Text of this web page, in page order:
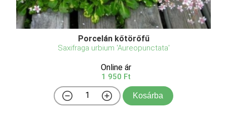
Porcelán kőtörőfű
Saxifraga urbium 'Aureopunctata'
Online ár
1 950 Ft
Kosárba